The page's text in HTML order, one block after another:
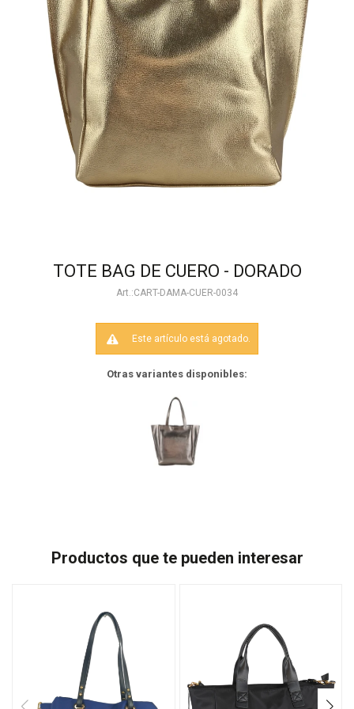
TOTE BAG DE CUERO - DORADO
CART-DAMA-CUER-0034
Este artículo está agotado.
Otras variantes disponibles:
Productos que te pueden interesar